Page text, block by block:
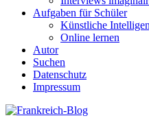
Aufgaben für Schüler
Künstliche
Online lernen
Autor
Suchen
Datenschutz
Impressum